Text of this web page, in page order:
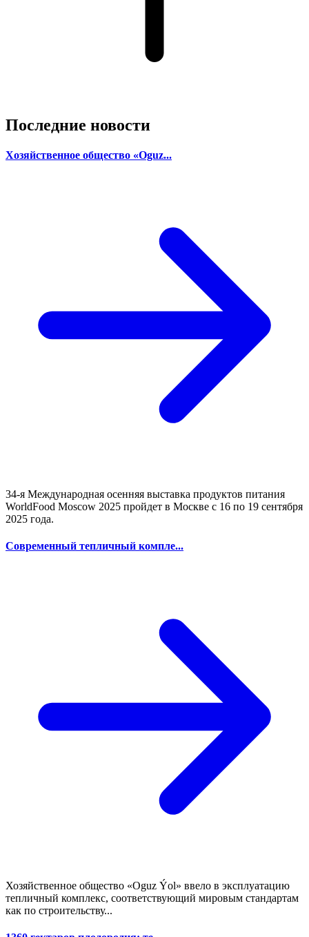
Последние новости
Хозяйственное общество «Oguz...
34-я Международная осенняя выставка продуктов питания
WorldFood Moscow 2025 пройдет в Москве с 16 по 19 сентября
2025 года.
Современный тепличный компле...
Хозяйственное общество «Oguz Ýol» ввело в эксплуатацию
тепличный комплекс, соответствующий мировым стандартам
как по строительству...